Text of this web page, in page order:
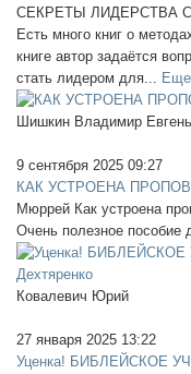
СЕКРЕТЫ ЛИДЕРСТВА
Есть много книг о
книге автор задаётся
стать лидером для... Еще
Шишкин Владимир
9 сентября 2025 09:27
КАК УСТРОЕНА
Мюррей Как устроена
Очень полезное пособие
Ковалевич Юрий
27 января 2025 13:22
Уценка! БИБЛЕЙСКОЕ